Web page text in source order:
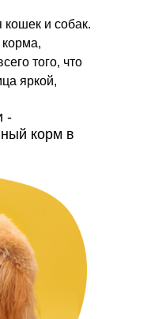
кошек и собак.
корма,
того, что
яркой,
-
корм в